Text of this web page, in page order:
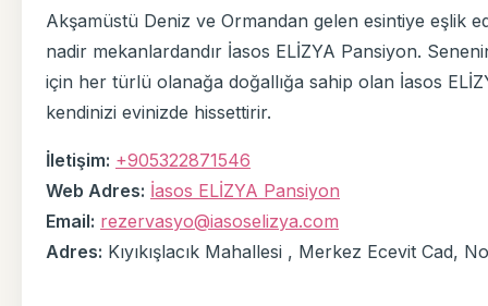
Akşamüstü Deniz ve Ormandan gelen esintiye eşlik
nadir mekanlardandır İasos ELİZYA Pansiyon.
için her türlü olanağa doğallığa sahip olan İasos
kendinizi evinizde hissettirir.
İletişim: +905322871546
Web Adres: İasos ELİZYA Pansiyon
Email: rezervasyo@iasoselizya.com
Adres: Kıyıkışlacık Mahallesi , Merkez Ecevit Cad,